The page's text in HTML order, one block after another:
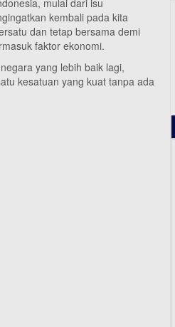
kembali pada kita
dan tetap bersama demi
faktor ekonomi.
yang lebih baik lagi,
kesatuan yang kuat tanpa ada